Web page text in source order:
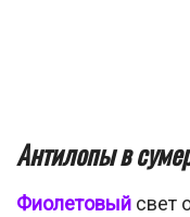
Антилопы в
Фиолетовый свет